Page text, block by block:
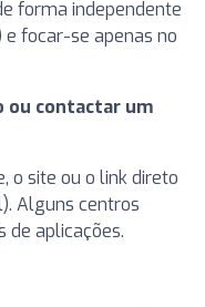
forma independente
focar-se apenas no
ou contactar um
o site ou o link direto
Alguns centros
aplicações.